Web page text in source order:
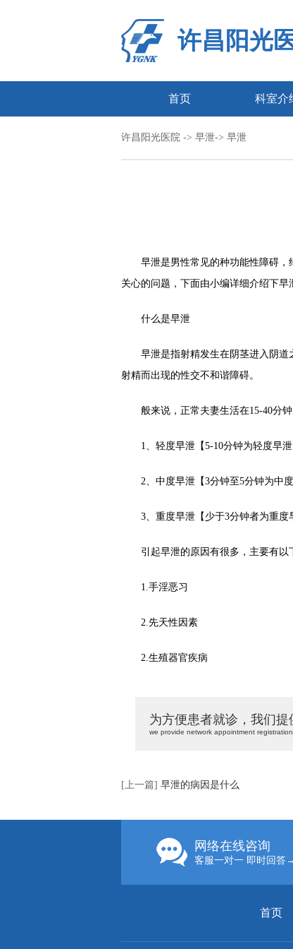
许昌阳光
首页 科室介
许昌阳光医院 -> 早泄-> 早泄
早泄是男性常见的种功能性障碍，
关心的问题，下面由小编详细介绍下早
什么是早泄
早泄是指射精发生在阴茎进入阴道
射精而出现的性交不和谐障碍。
般来说，正常夫妻生活在15-40分钟
1、轻度早泄【5-10分钟为轻度早泄
2、中度早泄【3分钟至5分钟为中度
3、重度早泄【少于3分钟者为重度
引起早泄的原因有很多，主要有以
1.手淫恶习
2.先天性因素
2.生殖器官疾病
为方便患者就诊，我们提
we provide network appointment registration
[上一篇] 早泄的病因是什么
网络在线咨询
客服一对一 即时回答→
首页